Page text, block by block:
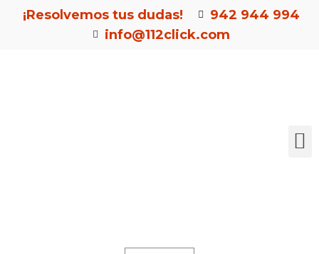
¡Resolvemos tus dudas!
942 944 994
info@112click.com